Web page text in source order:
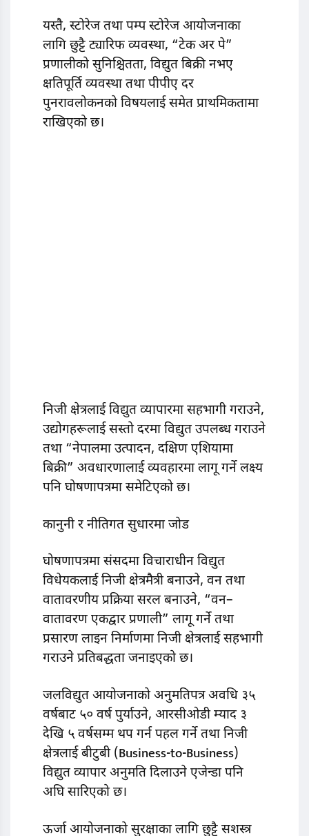
यस्तै, स्टोरेज तथा पम्प स्टोरेज आयोजनाका
लागि छुट्टै ट्यारिफ व्यवस्था, “टेक अर पे”
प्रणालीको सुनिश्चितता, विद्युत बिक्री नभए
क्षतिपूर्ति व्यवस्था तथा पीपीए दर
पुनरावलोकनको विषयलाई समेत प्राथमिकतामा
राखिएको छ।
निजी क्षेत्रलाई विद्युत व्यापारमा सहभागी गराउने,
उद्योगहरूलाई सस्तो दरमा विद्युत उपलब्ध गराउने
तथा “नेपालमा उत्पादन, दक्षिण एशियामा
बिक्री” अवधारणालाई व्यवहारमा लागू गर्ने लक्ष्य
पनि घोषणापत्रमा समेटिएको छ।
कानुनी र नीतिगत सुधारमा जोड
घोषणापत्रमा संसदमा विचाराधीन विद्युत
विधेयकलाई निजी क्षेत्रमैत्री बनाउने, वन तथा
वातावरणीय प्रक्रिया सरल बनाउने, “वन–
वातावरण एकद्वार प्रणाली” लागू गर्ने तथा
प्रसारण लाइन निर्माणमा निजी क्षेत्रलाई सहभागी
गराउने प्रतिबद्धता जनाइएको छ।
जलविद्युत आयोजनाको अनुमतिपत्र अवधि ३५
वर्षबाट ५० वर्ष पुर्याउने, आरसीओडी म्याद ३
देखि ५ वर्षसम्म थप गर्न पहल गर्ने तथा निजी
क्षेत्रलाई बीटुबी (Business-to-Business)
विद्युत व्यापार अनुमति दिलाउने एजेन्डा पनि
अघि सारिएको छ।
ऊर्जा आयोजनाको सुरक्षाका लागि छुट्टै सशस्त्र